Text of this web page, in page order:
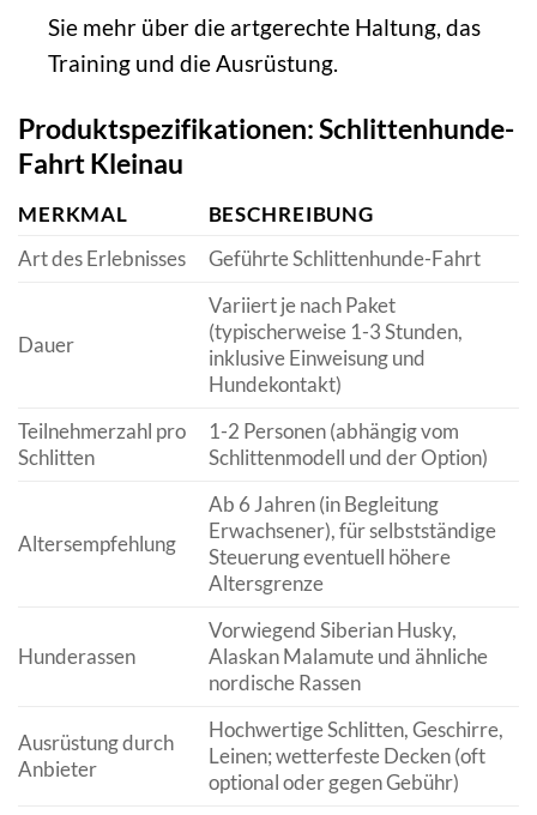
Sie mehr über die artgerechte Haltung, das
Training und die Ausrüstung.
Produktspezifikationen: Schlittenhunde-
Fahrt Kleinau
MERKMAL
BESCHREIBUNG
Art des Erlebnisses
Geführte Schlittenhunde-Fahrt
Dauer
Variiert je nach Paket
(typischerweise 1-3 Stunden,
inklusive Einweisung und
Hundekontakt)
Teilnehmerzahl pro
Schlitten
1-2 Personen (abhängig vom
Schlittenmodell und der Option)
Altersempfehlung
Ab 6 Jahren (in Begleitung
Erwachsener), für selbstständige
Steuerung eventuell höhere
Altersgrenze
Hunderassen
Vorwiegend Siberian Husky,
Alaskan Malamute und ähnliche
nordische Rassen
Ausrüstung durch
Anbieter
Hochwertige Schlitten, Geschirre,
Leinen; wetterfeste Decken (oft
optional oder gegen Gebühr)